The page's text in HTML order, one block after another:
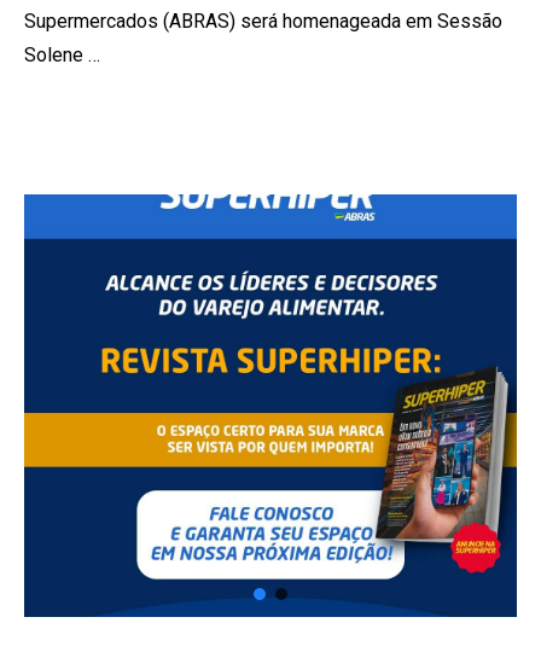
Supermercados (ABRAS) será homenageada em Sessão
Solene …